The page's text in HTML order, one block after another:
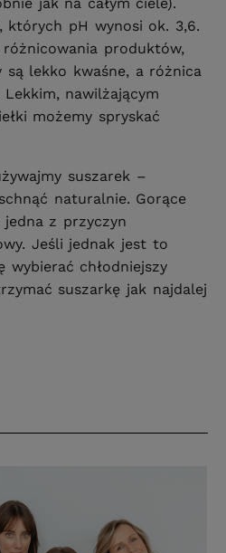
których pH wynosi ok. 3,6.
produktów,
są lekko kwaśne, a różnica
nawilżającym
możemy spryskać
suszarek –
naturalnie. Gorące
z przyczyn
Jeśli jednak jest to
wybierać chłodniejszy
suszarkę jak najdalej